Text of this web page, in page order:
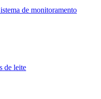
de monitoramento
de leite